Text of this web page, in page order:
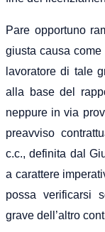
Pare opportuno
giusta causa come
lavoratore di tale
alla base del
neppure in via
preavviso
c.c., definita dal
a carattere
possa verificarsi
grave dell’altro